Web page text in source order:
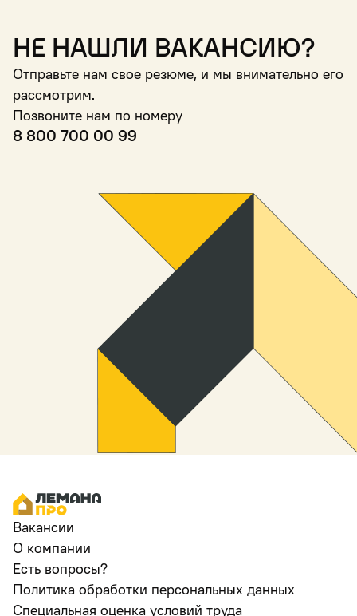
Не нашли вакансию?
Отправьте нам свое резюме, и мы внимательно его
рассмотрим.
Позвоните нам по номеру
8 800 700 00 99
Вакансии
О компании
Есть вопросы?
Политика обработки персональных данных
Специальная оценка условий труда